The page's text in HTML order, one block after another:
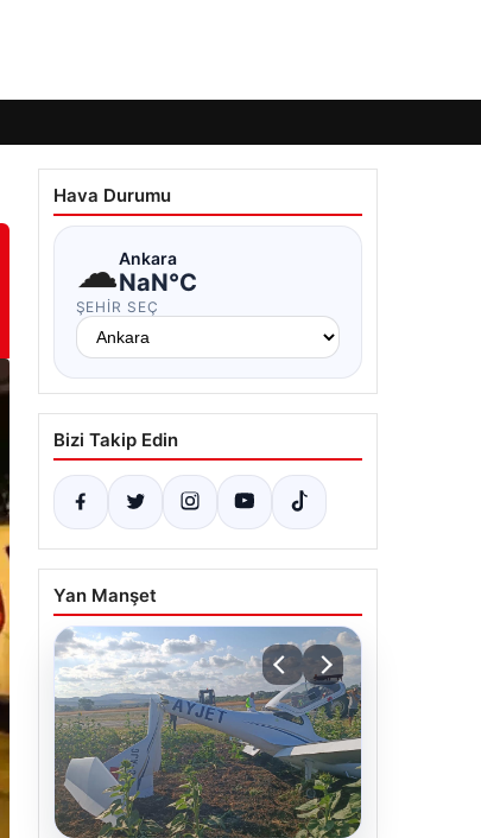
Hava Durumu
☁Ankara
NaN°C
ŞEHIR SEÇ
Bizi Takip Edin
Yan Manşet